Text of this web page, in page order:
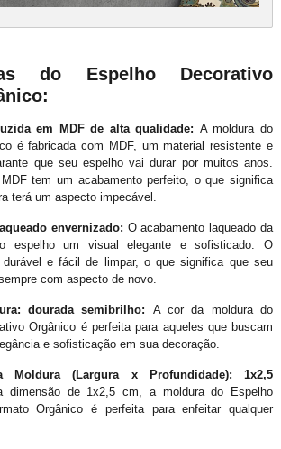
do Espelho Decorativo
em MDF de alta qualidade: A moldura do
é fabricada com MDF, um material resistente e
que seu espelho vai durar por muitos anos.
tem um acabamento perfeito, o que significa
terá um aspecto impecável.
envernizado: O acabamento laqueado da
espelho um visual elegante e sofisticado. O
durável e fácil de limpar, o que significa que seu
com aspecto de novo.
dourada semibrilho: A cor da moldura do
Orgânico é perfeita para aqueles que buscam
e sofisticação em sua decoração.
Moldura (Largura x Profundidade): 1x2,5
dimensão de 1x2,5 cm, a moldura do Espelho
Orgânico é perfeita para enfeitar qualquer